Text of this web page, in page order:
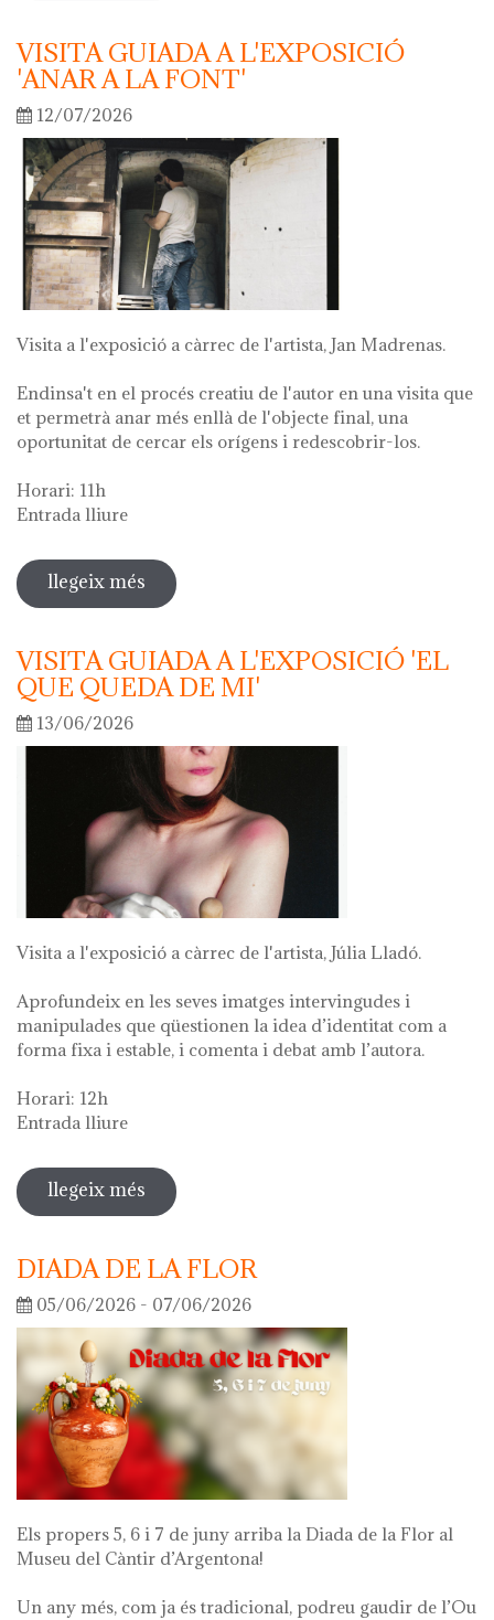
VISITA GUIADA A L'EXPOSICIÓ
'ANAR A LA FONT'
12/07/2026
Visita a l'exposició a càrrec de l'artista, Jan Madrenas.
Endinsa't en el procés creatiu de l'autor en una visita que
et permetrà anar més enllà de l'objecte final, una
oportunitat de cercar els orígens i redescobrir-los.
Horari: 11h
Entrada lliure
llegeix més sobre visita guiada a l'exposició 'anar
a la font'
VISITA GUIADA A L'EXPOSICIÓ 'EL
QUE QUEDA DE MI'
13/06/2026
Visita a l'exposició a càrrec de l'artista, Júlia Lladó.
Aprofundeix en les seves imatges intervingudes i
manipulades que qüestionen la idea d’identitat com a
forma fixa i estable, i comenta i debat amb l’autora.
Horari: 12h
Entrada lliure
llegeix més sobre visita guiada a l'exposició 'el
que queda de mi'
DIADA DE LA FLOR
05/06/2026 - 07/06/2026
Els propers 5, 6 i 7 de juny arriba la Diada de la Flor al
Museu del Càntir d’Argentona!
Un any més, com ja és tradicional, podreu gaudir de l’Ou